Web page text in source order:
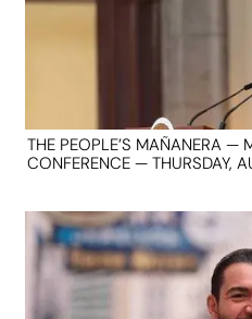
THE PEOPLE’S MAÑANERA —
CONFERENCE — THURSDAY,